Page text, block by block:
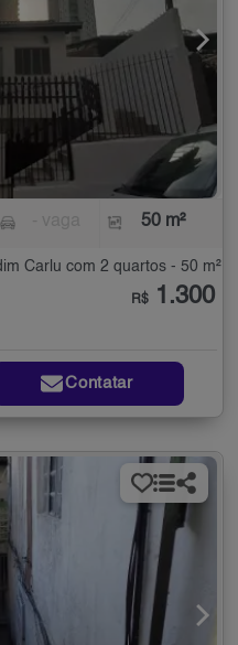
50 m²
Carlu com 2 quartos - 50 m²
R$ 1.300
Contatar